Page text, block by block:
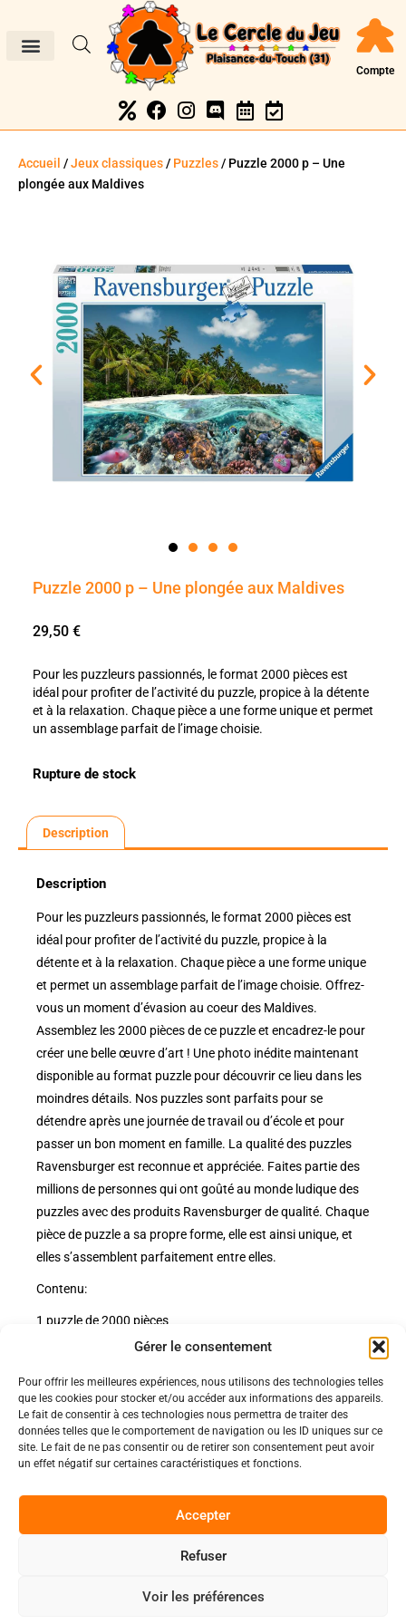
Gérer le consentement
Pour offrir les meilleures expériences, nous utilisons des technologies telles
que les cookies pour stocker et/ou accéder aux informations des appareils.
Le fait de consentir à ces technologies nous permettra de traiter des
données telles que le comportement de navigation ou les ID uniques sur ce
site. Le fait de ne pas consentir ou de retirer son consentement peut avoir
un effet négatif sur certaines caractéristiques et fonctions.
Accepter
Refuser
Voir les préférences
Compte
Accueil /Jeux classiques/ Puzzles/ Puzzle 2000 p – Une
plongée aux Maldives
Puzzle 2000 p – Une plongée aux Maldives
29,50 €
Pour les puzzleurs passionnés, le format 2000 pièces est
idéal pour profiter de l’activité du puzzle, propice à la détente
et à la relaxation. Chaque pièce a une forme unique et permet
un assemblage parfait de l’image choisie.
Rupture de stock
Description
Description
Pour les puzzleurs passionnés, le format 2000 pièces est
idéal pour profiter de l’activité du puzzle, propice à la
détente et à la relaxation. Chaque pièce a une forme unique
et permet un assemblage parfait de l’image choisie. Offrez-
vous un moment d’évasion au coeur des Maldives.
Assemblez les 2000 pièces de ce puzzle et encadrez-le pour
créer une belle œuvre d’art ! Une photo inédite maintenant
disponible au format puzzle pour découvrir ce lieu dans les
moindres détails. Nos puzzles sont parfaits pour se
détendre après une journée de travail ou d’école et pour
passer un bon moment en famille. La qualité des puzzles
Ravensburger est reconnue et appréciée. Faites partie des
millions de personnes qui ont goûté au monde ludique des
puzzles avec des produits Ravensburger de qualité. Chaque
pièce de puzzle a sa propre forme, elle est ainsi unique, et
elles s’assemblent parfaitement entre elles.
Contenu:
1 puzzle de 2000 pièces
Nos pages
Nos évènements
Nous contacter
Politiques
Politique de confidentialité
Nos conditions de vente et livraison
Code de conduite